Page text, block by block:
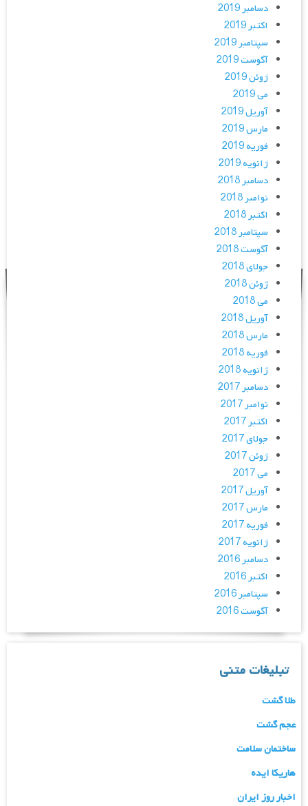
دسامبر 2019
اکتبر 2019
سپتامبر 2019
آگوست 2019
ژوئن 2019
می 2019
آوریل 2019
مارس 2019
فوریه 2019
ژانویه 2019
دسامبر 2018
نوامبر 2018
اکتبر 2018
سپتامبر 2018
آگوست 2018
جولای 2018
ژوئن 2018
می 2018
آوریل 2018
مارس 2018
فوریه 2018
ژانویه 2018
دسامبر 2017
نوامبر 2017
اکتبر 2017
جولای 2017
ژوئن 2017
می 2017
آوریل 2017
مارس 2017
فوریه 2017
ژانویه 2017
دسامبر 2016
اکتبر 2016
سپتامبر 2016
آگوست 2016
تبلیغات متنی
طلا گشت
عجم گشت
ساختمان سلامت
هاریکا ایده
اخبار روز ایران